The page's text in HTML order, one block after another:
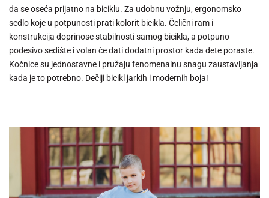
da se oseća prijatno na biciklu. Za udobnu vožnju, ergonomsko
sedlo koje u potpunosti prati kolorit bicikla. Čelični ram i
konstrukcija doprinose stabilnosti samog bicikla, a potpuno
podesivo sedište i volan će dati dodatni prostor kada dete poraste.
Kočnice su jednostavne i pružaju fenomenalnu snagu zaustavljanja
kada je to potrebno. Dečiji bicikl jarkih i modernih boja!